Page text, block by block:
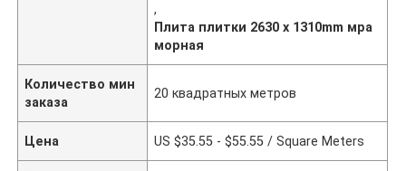
,
Плита плитки 2630 x 1310mm мра
морная
Количество мин
заказа
20 квадратных метров
Цена US $35.55 - $55.55 / Square Meters